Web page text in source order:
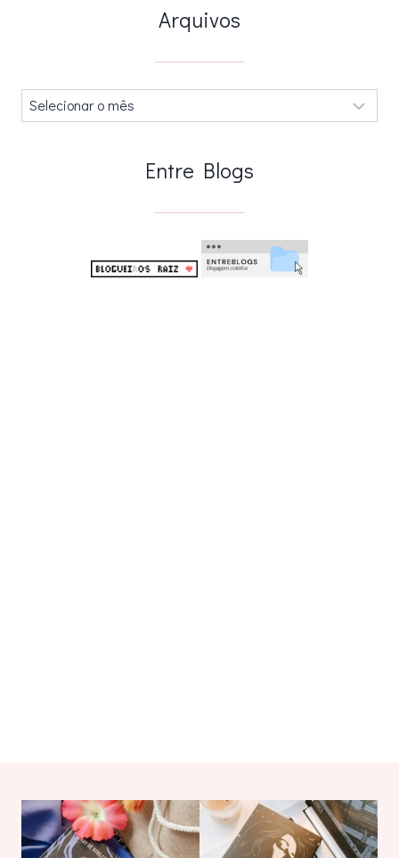
Arquivos
Arquivos
Entre Blogs